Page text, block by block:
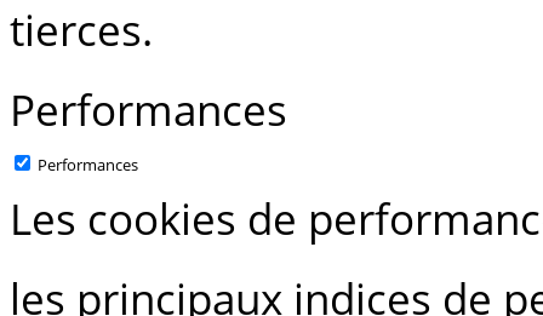
tierces.
Performances
Performances
Les cookies de
les principaux indices de